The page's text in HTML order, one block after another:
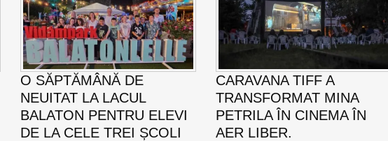
O SĂPTĂMÂNĂ DE
NEUITAT LA LACUL
BALATON PENTRU ELEVI
DE LA CELE TREI ȘCOLI
CARAVANA TIFF A
TRANSFORMAT MINA
PETRILA ÎN CINEMA ÎN
AER LIBER.